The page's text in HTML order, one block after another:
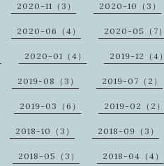
2020-11（3） 2020-10（3）
2020-06（4） 2020-05（7）
2020-01（4） 2019-12（4）
2019-08（3） 2019-07（2）
2019-03（6） 2019-02（2）
2018-10（3） 2018-09（3）
2018-05（3） 2018-04（4）